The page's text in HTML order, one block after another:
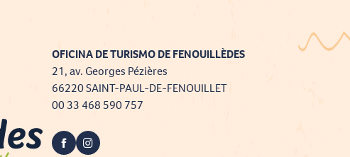
OFICINA DE TURISMO DE FENOUILLÈDES
21, av. Georges Pézières
66220 SAINT-PAUL-DE-FENOUILLET
00 33 468 590 757